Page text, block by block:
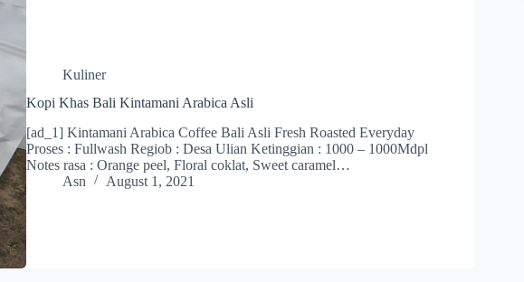
Kuliner
Kopi Khas Bali Kintamani Arabica Asli
[ad_1] Kintamani Arabica Coffee Bali Asli Fresh Roasted Everyday
Proses : Fullwash Regiob : Desa Ulian Ketinggian : 1000 – 1000Mdpl
Notes rasa : Orange peel, Floral coklat, Sweet caramel…
Asn
August 1, 2021